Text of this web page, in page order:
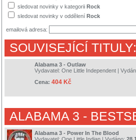
sledovat novinky v kategorii Rock
sledovat novinky v oddělení Rock
emailová adresa:
SOUVISEJÍCÍ TITULY:
Alabama 3 - Outlaw
Vydavatel: One Little Independent |
Cena: 404 Kč
ALABAMA 3 -
Alabama 3 - Power In The Blood